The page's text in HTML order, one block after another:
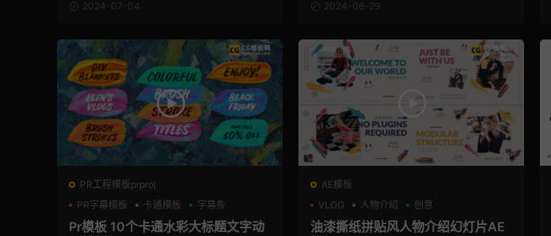
2024-07-04 2024-06-29
PR工程模板prproj
PR字幕模板
卡通模板 字幕条
Pr模板 10个卡通水彩大标题文字动
AE模板
VLOG
人物介绍 创意
油漆撕纸拼贴风人物介绍幻灯片AE